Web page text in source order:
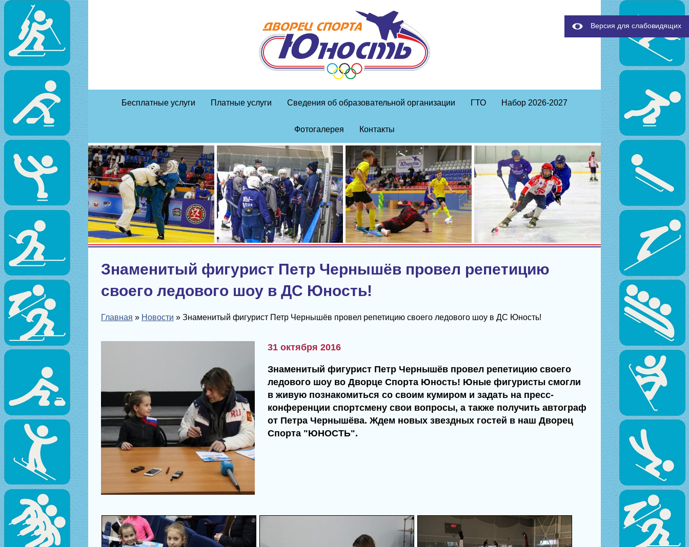
Версия для слабовидящих
Бесплатные услуги Платные услуги Сведения об образовательной организации ГТО Набор 2026-2027
Фотогалерея Контакты
Знаменитый фигурист Петр Чернышёв провел репетицию
своего ледового шоу в ДC Юность!
Главная » Новости » Знаменитый фигурист Петр Чернышёв провел репетицию своего ледового шоу в ДC Юность!
31 октября 2016
Знаменитый фигурист Петр Чернышёв провел репетицию своего
ледового шоу во Дворце Спорта Юность! Юные фигуристы смогли
в живую познакомиться со своим кумиром и задать на пресс-
конференции спортсмену свои вопросы, а также получить автограф
от Петра Чернышёва. Ждем новых звездных гостей в наш Дворец
Спорта "ЮНОСТЬ".